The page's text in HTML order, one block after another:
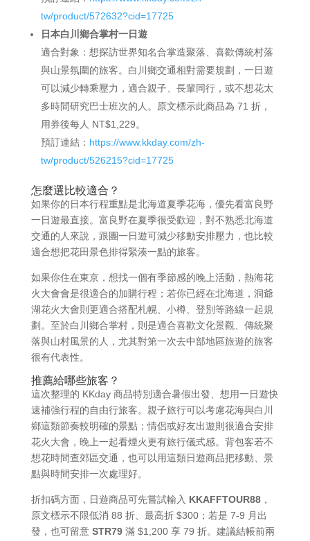
tw/product/572632?cid=17725
日本白川鄉合掌村一日遊
適合對象：想探訪世界知名合掌造聚落、喜歡傳統村落
與山景氛圍的旅客。白川鄉交通相對需要規劃，一日遊
可以減少轉乘壓力，適合親子、長輩同行，或不想花太
多時間研究巴士班次的人。原文標示此商品為 71 折，
用券後每人 NT$1,229。
預訂連結： https://www.kkday.com/zh-
tw/product/526215?cid=17725
怎麼選比較適合？
如果你的日本行程重點是北海道夏季花海，優先看富良野
一日遊最直接。富良野在夏季很受歡迎，對不熟悉北海道
交通的人來說，跟團一日遊可減少移動安排壓力，也比較
適合想把花田景色排得緊湊一點的旅客。
如果你住在東京，想找一個有季節感的晚上活動，熱海花
火大會會是很適合的加購行程；若你已經在北海道，洞爺
湖花火大會則更適合搭配札幌、小樽、登別等路線一起規
劃。至於白川鄉合掌村，則是適合喜歡文化景觀、傳統聚
落與山村風景的人，尤其對第一次去中部地區旅遊的旅客
很有代表性。
推薦給哪些旅客？
這次整理的 KKday 商品特別適合暑假出發、想用一日遊快
速補強行程的自由行旅客。親子旅行可以考慮花海與白川
鄉這類節奏較明確的景點；情侶或好友出遊則很適合安排
花火大會，晚上一起看煙火更有旅行儀式感。背包客若不
想花時間查郊區交通，也可以用這類日遊商品把移動、景
點與時間安排一次處理好。
折扣碼方面，日遊商品可先嘗試輸入 KKAFFTOUR88，
原文標示不限低消 88 折、最高折 $300；若是 7-9 月出
發，也可留意 STR79滿 $1,200 享 79 折。建議結帳前兩